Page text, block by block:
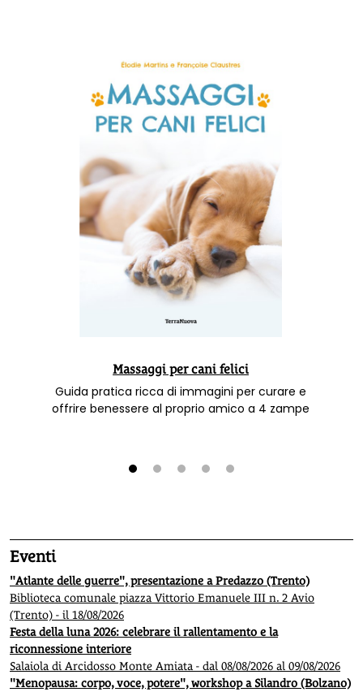
Massaggi per cani felici
Guida pratica ricca di immagini per curare e
offrire benessere al proprio amico a 4 zampe
Eventi
"Atlante delle guerre", presentazione a Predazzo (Trento)
Biblioteca comunale piazza Vittorio Emanuele III n. 2 Avio
(Trento) - il 18/08/2026
Festa della luna 2026: celebrare il rallentamento e la
riconnessione interiore
Salaiola di Arcidosso Monte Amiata - dal 08/08/2026 al 09/08/2026
"Menopausa: corpo, voce, potere", workshop a Silandro (Bolzano)